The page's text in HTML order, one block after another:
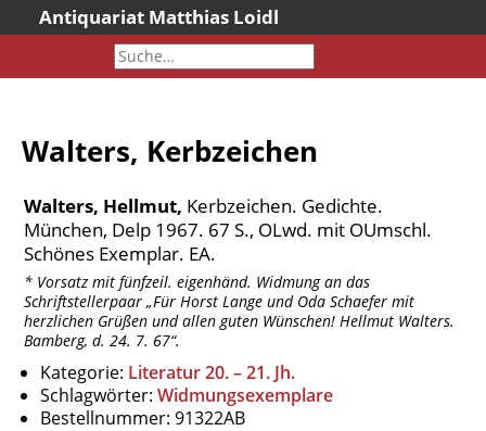
Antiquariat Matthias Loidl
Aktuelles
Neueingänge
Sonderangebote
Katalogarchiv
Newsletter
Über uns
Kontakt
Warenkorb
Walters, Kerbzeichen
Walters, Hellmut, Kerbzeichen. Gedichte.
München, Delp 1967. 67 S., OLwd. mit OUmschl.
Schönes Exemplar. EA.
* Vorsatz mit fünfzeil. eigenhänd. Widmung an das
Schriftstellerpaar „Für Horst Lange und Oda Schaefer mit
herzlichen Grüßen und allen guten Wünschen! Hellmut Walters.
Bamberg, d. 24. 7. 67“.
Kategorie: Literatur 20. – 21. Jh.
Schlagwörter: Widmungsexemplare
Bestellnummer: 91322AB